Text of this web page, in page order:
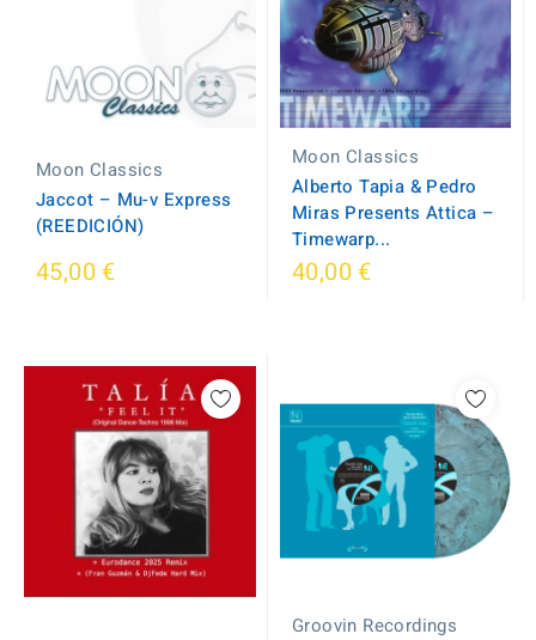
Moon Classics
Jaccot – Mu-v Express
(REEDICIÓN)
45,00 €
Moon Classics
Alberto Tapia & Pedro
Miras Presents Attica –
Timewarp...
40,00 €
Groovin Recordings